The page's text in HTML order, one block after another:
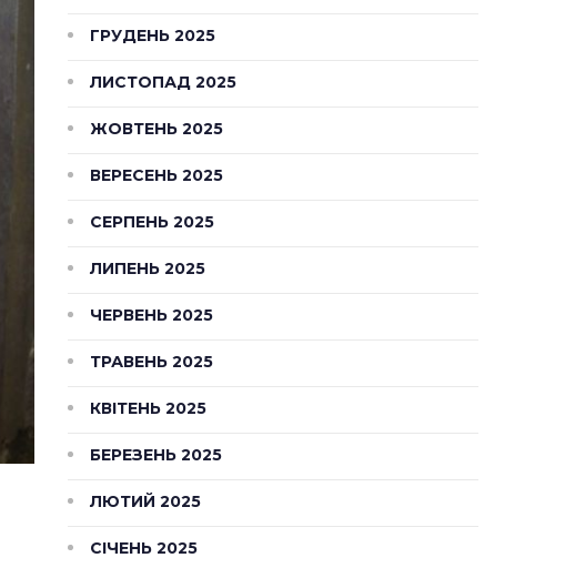
ГРУДЕНЬ 2025
ЛИСТОПАД 2025
ЖОВТЕНЬ 2025
ВЕРЕСЕНЬ 2025
СЕРПЕНЬ 2025
ЛИПЕНЬ 2025
ЧЕРВЕНЬ 2025
ТРАВЕНЬ 2025
КВІТЕНЬ 2025
БЕРЕЗЕНЬ 2025
ЛЮТИЙ 2025
СІЧЕНЬ 2025